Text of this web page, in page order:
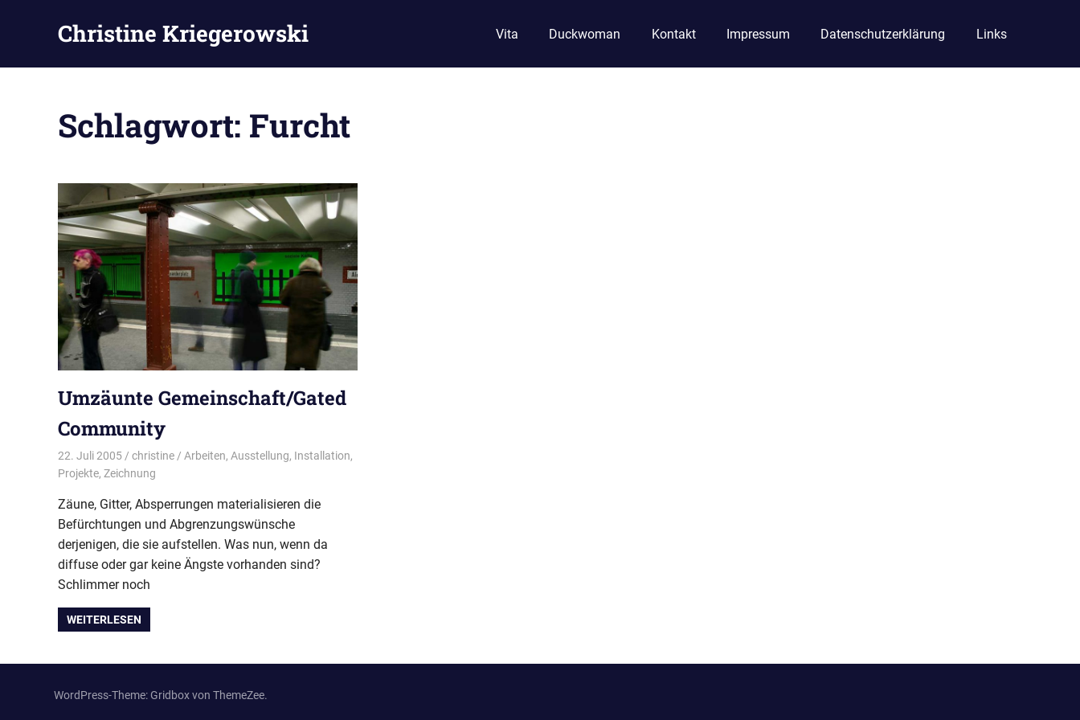
Christine Kriegerowski Vita Duckwoman Kontakt Impressum Datenschutzerklärung Links
Schlagwort: Furcht
Umzäunte Gemeinschaft/Gated
Community
22. Juli 2005 christine Arbeiten, Ausstellung, Installation,
Projekte, Zeichnung
Zäune, Gitter, Absperrungen materialisieren die
Befürchtungen und Abgrenzungswünsche
derjenigen, die sie aufstellen. Was nun, wenn da
diffuse oder gar keine Ängste vorhanden sind?
Schlimmer noch
WEITERLESEN
WordPress-Theme: Gridbox von ThemeZee.